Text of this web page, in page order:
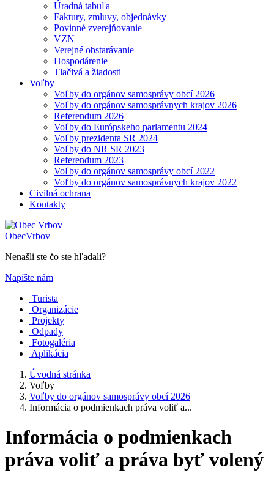
Úradná tabuľa
Faktury, zmluvy, objednávky
Povinné zverejňovanie
VZN
Verejné obstarávanie
Hospodárenie
Tlačivá a žiadosti
Voľby
Voľby do orgánov samosprávy obcí 2026
Voľby do orgánov samosprávnych krajov 2026
Referendum 2026
Voľby do Európskeho parlamentu 2024
Voľby prezidenta SR 2024
Voľby do NR SR 2023
Referendum 2023
Voľby do orgánov samosprávy obcí 2022
Voľby do orgánov samosprávnych krajov 2022
Civilná ochrana
Kontakty
ObecVrbov
Nenašli ste čo ste hľadali?
Napíšte nám
Turista
Organizácie
Projekty
Odpady
Fotogaléria
Aplikácia
Úvodná stránka
Voľby
Voľby do orgánov samosprávy obcí 2026
Informácia o podmienkach práva voliť a...
Informácia o podmienkach
práva voliť a práva byť volený